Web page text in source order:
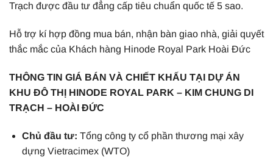
Trạch được đầu tư đẳng cấp tiêu chuẩn quốc tế 5 sao.
Hỗ trợ kí hợp đồng mua bán, nhận bàn giao nhà, giải quyết
thắc mắc của Khách hàng Hinode Royal Park Hoài Đức
THÔNG TIN GIÁ BÁN VÀ CHIẾT KHẤU TẠI DỰ ÁN
KHU ĐÔ THỊ HINODE ROYAL PARK – KIM CHUNG DI
TRẠCH – HOÀI ĐỨC
Chủ đầu tư: Tổng công ty cổ phần thương mại xây
dựng Vietracimex (WTO)